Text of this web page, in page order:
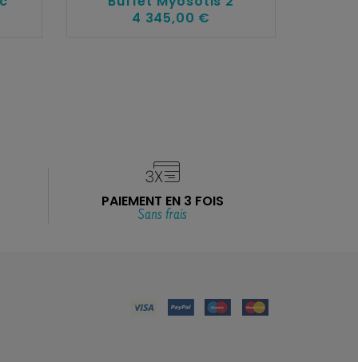
4 345,00 €
PAIEMENT EN 3 FOIS
Sans frais